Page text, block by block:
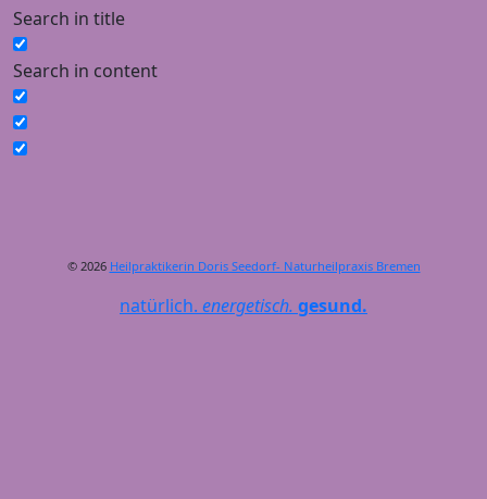
Search in title
Search in content
© 2026 Heilpraktikerin Doris Seedorf- Naturheilpraxis Bremen
natürlich. energetisch. gesund.